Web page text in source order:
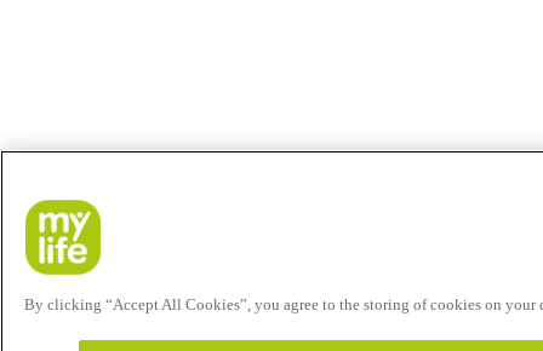
By clicking “Accept All Cookies”, you agree to the storing of cookies on your